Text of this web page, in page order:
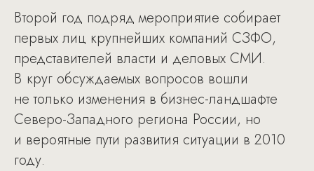
Второй год подряд мероприятие собирает
первых лиц крупнейших компаний СЗФО,
представителей власти и деловых СМИ.
В круг обсуждаемых вопросов вошли
не только изменения в бизнес-ландшафте
Северо-Западного региона России, но
и вероятные пути развития ситуации в 2010
году.